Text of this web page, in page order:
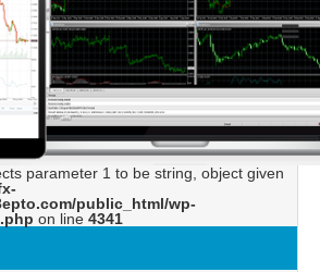
parameter 1 to be string, object given
public_html/wp-
on line 4341